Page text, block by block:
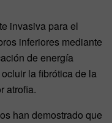
invasiva para el
inferiores mediante
de energía
la fibrótica de la
atrofia.
han demostrado que